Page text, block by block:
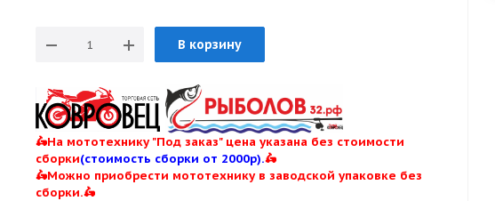
В корзину
🛵На мототехнику "Под заказ" цена указана без стоимости
сборки(стоимость сборки от 2000р).🛵
🛵Можно приобрести мототехнику в заводской упаковке без
сборки.🛵